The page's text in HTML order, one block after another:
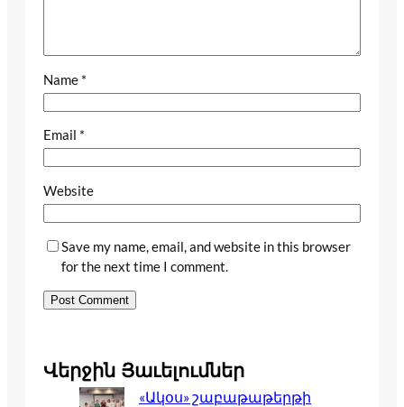
Name *
Email *
Website
Save my name, email, and website in this browser
for the next time I comment.
Վերջին Յաւելումներ
«Ակօս» շաբաթաթերթի